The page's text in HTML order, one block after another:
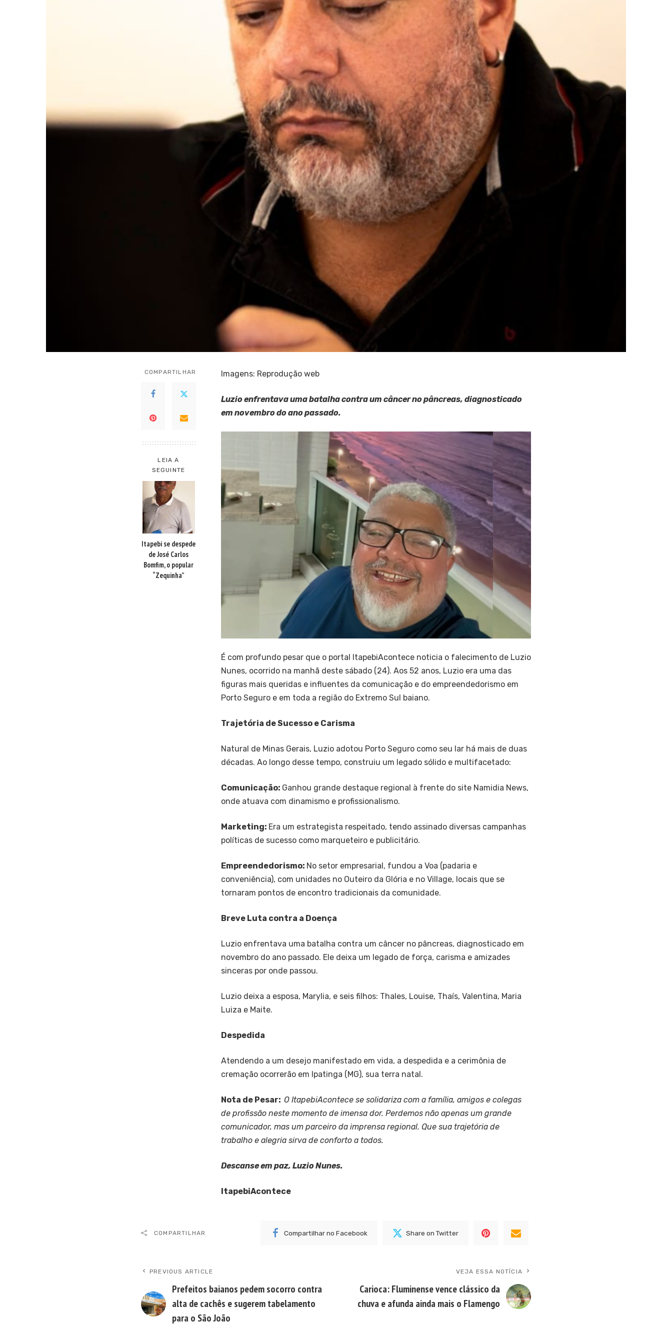
COMPARTILHAR
LEIA A
SEGUINTE
Itapebi se despede
de José Carlos
Bomfim, o popular
“Zequinha”
Imagens: Reprodução web
Luzio enfrentava uma batalha contra um câncer no pâncreas, diagnosticado
em novembro do ano passado.
É com profundo pesar que o portal ItapebiAcontece noticia o falecimento de Luzio
Nunes, ocorrido na manhã deste sábado (24). Aos 52 anos, Luzio era uma das
figuras mais queridas e influentes da comunicação e do empreendedorismo em
Porto Seguro e em toda a região do Extremo Sul baiano.
Trajetória de Sucesso e Carisma
Natural de Minas Gerais, Luzio adotou Porto Seguro como seu lar há mais de duas
décadas. Ao longo desse tempo, construiu um legado sólido e multifacetado:
Comunicação: Ganhou grande destaque regional à frente do site Namidia News,
onde atuava com dinamismo e profissionalismo.
Marketing: Era um estrategista respeitado, tendo assinado diversas campanhas
políticas de sucesso como marqueteiro e publicitário.
Empreendedorismo: No setor empresarial, fundou a Voa (padaria e
conveniência), com unidades no Outeiro da Glória e no Village, locais que se
tornaram pontos de encontro tradicionais da comunidade.
Breve Luta contra a Doença
Luzio enfrentava uma batalha contra um câncer no pâncreas, diagnosticado em
novembro do ano passado. Ele deixa um legado de força, carisma e amizades
sinceras por onde passou.
Luzio deixa a esposa, Marylia, e seis filhos: Thales, Louise, Thaís, Valentina, Maria
Luiza e Maite.
Despedida
Atendendo a um desejo manifestado em vida, a despedida e a cerimônia de
cremação ocorrerão em Ipatinga (MG), sua terra natal.
Nota de Pesar: O ItapebiAcontece se solidariza com a família, amigos e colegas
de profissão neste momento de imensa dor. Perdemos não apenas um grande
comunicador, mas um parceiro da imprensa regional. Que sua trajetória de
trabalho e alegria sirva de conforto a todos.
Descanse em paz, Luzio Nunes.
ItapebiAcontece
COMPARTILHAR Compartilhar no Facebook Share on Twitter
PREVIOUS ARTICLE
Prefeitos baianos pedem socorro contra
alta de cachês e sugerem tabelamento
para o São João
VEJA ESSA NOTÍCIA
Carioca: Fluminense vence clássico da
chuva e afunda ainda mais o Flamengo